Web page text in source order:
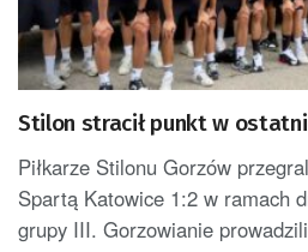
Stilon stracił punkt w
Piłkarze Stilonu Gorzów
Spartą Katowice 1:2 w ramach
grupy III. Gorzowianie